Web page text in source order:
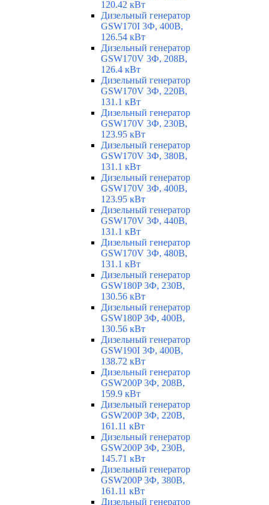
120.42 кВт
Дизельный генератор
GSW170I 3Ф, 400В,
126.54 кВт
Дизельный генератор
GSW170V 3Ф, 208В,
126.4 кВт
Дизельный генератор
GSW170V 3Ф, 220В,
131.1 кВт
Дизельный генератор
GSW170V 3Ф, 230В,
123.95 кВт
Дизельный генератор
GSW170V 3Ф, 380В,
131.1 кВт
Дизельный генератор
GSW170V 3Ф, 400В,
123.95 кВт
Дизельный генератор
GSW170V 3Ф, 440В,
131.1 кВт
Дизельный генератор
GSW170V 3Ф, 480В,
131.1 кВт
Дизельный генератор
GSW180P 3Ф, 230В,
130.56 кВт
Дизельный генератор
GSW180P 3Ф, 400В,
130.56 кВт
Дизельный генератор
GSW190I 3Ф, 400В,
138.72 кВт
Дизельный генератор
GSW200P 3Ф, 208В,
159.9 кВт
Дизельный генератор
GSW200P 3Ф, 220В,
161.11 кВт
Дизельный генератор
GSW200P 3Ф, 230В,
145.71 кВт
Дизельный генератор
GSW200P 3Ф, 380В,
161.11 кВт
Дизельный генератор